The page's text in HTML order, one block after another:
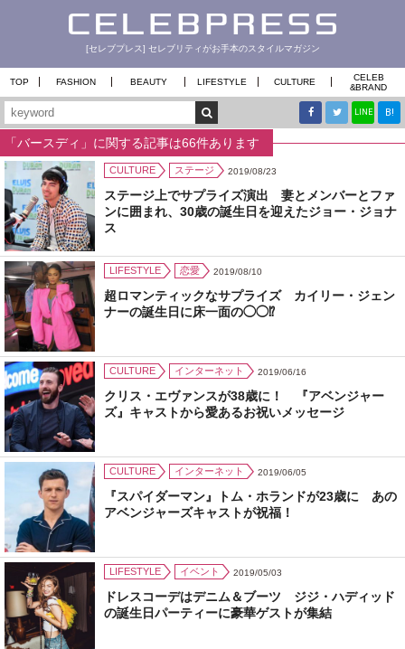
[セレブプレス] セレブリティがお手本のスタイルマガジン
TOP FASHION BEAUTY LIFESTYLE CULTURE
CELEB
&BRAND
LINE B!
「バースディ」に関する記事は66件あります
CULTURE ステージ 2019/08/23
ステージ上でサプライズ演出 妻とメンバーとファ
ンに囲まれ、30歳の誕生日を迎えたジョー・ジョナ
ス
LIFESTYLE 恋愛 2019/08/10
超ロマンティックなサプライズ カイリー・ジェン
ナーの誕生日に床一面の◯◯⁉︎
CULTURE インターネット 2019/06/16
クリス・エヴァンスが38歳に！ 『アベンジャー
ズ』キャストから愛あるお祝いメッセージ
CULTURE インターネット 2019/06/05
『スパイダーマン』トム・ホランドが23歳に あの
アベンジャーズキャストが祝福！
LIFESTYLE イベント 2019/05/03
ドレスコーデはデニム＆ブーツ ジジ・ハディッド
の誕生日パーティーに豪華ゲストが集結